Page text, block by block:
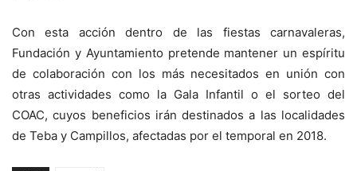
Con esta acción dentro de las fiestas carnavaleras,
Fundación y Ayuntamiento pretende mantener un espíritu
de colaboración con los más necesitados en unión con
otras actividades como la Gala Infantil o el sorteo del
COAC, cuyos beneficios irán destinados a las localidades
de Teba y Campillos, afectadas por el temporal en 2018.